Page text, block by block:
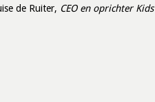
de Ruiter, CEO enoprichter Kids